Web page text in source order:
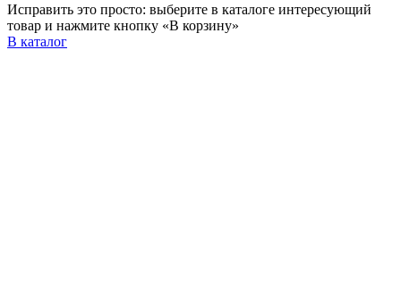
Исправить это просто: выберите в каталоге интересующий
товар и нажмите кнопку «В корзину»
В каталог